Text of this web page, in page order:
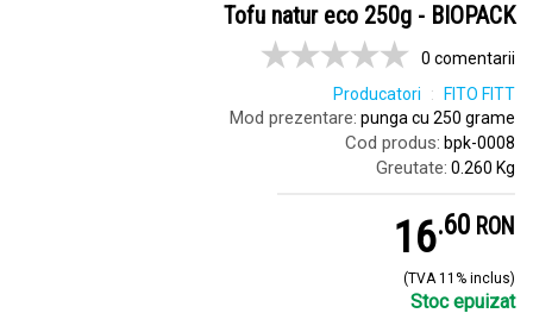
Tofu natur eco 250g - BIOPACK
0 comentarii
Producatori
FITO FITT
Mod prezentare: punga cu 250 grame
Cod produs: bpk-0008
Greutate: 0.260 Kg
16.6 RON
(TVA 11% inclus)
Stoc epuizat